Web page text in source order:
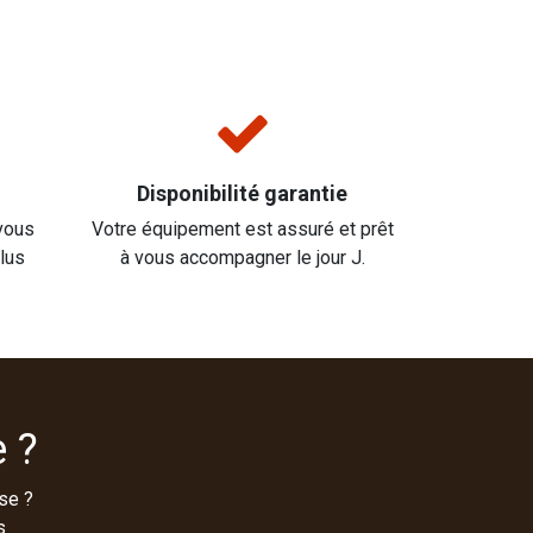
Disponibilité garantie
Votre équipement est assuré et prêt
à vous accompagner le jour J.
?
?